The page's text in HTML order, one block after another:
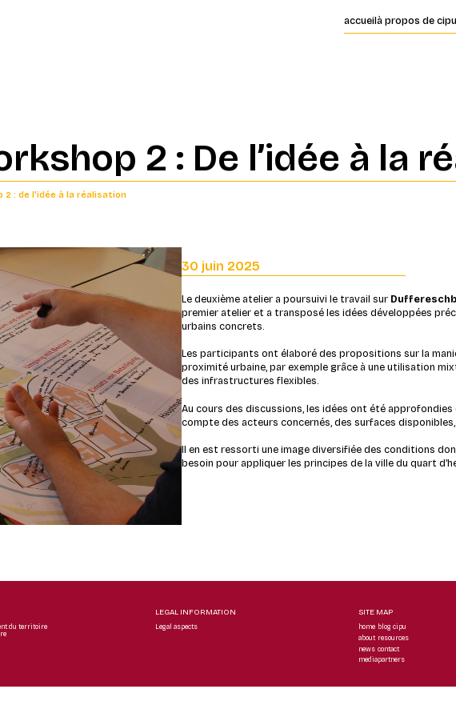
accueilà propos de
2 : De l’idée à la
2 : de l’idée à la réalisation
30 juin 2025
Le deuxième atelier a poursuivi le travail sur
premier atelier et a transposé les idées développées
urbains concrets.
Les participants ont élaboré des propositions sur la
proximité urbaine, par exemple grâce à une utilisation
des infrastructures flexibles.
Au cours des discussions, les idées ont été
compte des acteurs concernés, des surfaces
Il en est ressorti une image diversifiée des conditions
besoin pour appliquer les principes de la ville du quart
du territoire
LEGAL INFORMATION
Legal aspects
SITE MAP
home
about
news
media
blog cipu
resources
contact
partners